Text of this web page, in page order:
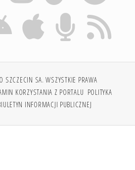
SZCZECIN SA. WSZYSTKIE PRAWA
KORZYSTANIA Z PORTALU POLITYKA
INFORMACJI PUBLICZNEJ